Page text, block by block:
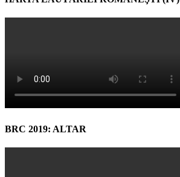
BRC 2019: ALTAR